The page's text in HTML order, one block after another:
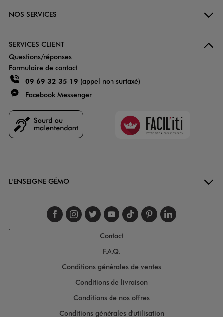
NOS SERVICES
SERVICES CLIENT
Questions/réponses
Formulaire de contact
09 69 32 35 19 (appel non surtaxé)
Facebook Messenger
Faciliti
L'ENSEIGNE GÉMO
Suivez-nous sur
Suivez-nous sur
Suivez-nous sur
Suivez-nous
Suivez-nous
Suivez-
.
Contact
F.A.Q.
Conditions générales de ventes
Conditions de livraison
Conditions de nos offres
Conditions générales d'utilisation